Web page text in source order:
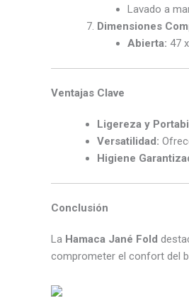
Lavado a
Dimensiones
Abierta: 47
Ventajas Clave
Ligereza y
Versatilidad:
Higiene
Conclusión
La Hamaca Jané Fold
comprometer el confort del